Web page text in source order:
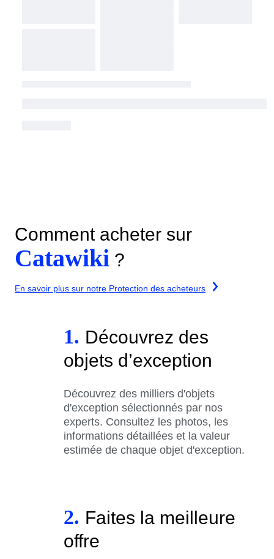
Comment acheter sur
Catawiki ?
En savoir plus sur notre Protection des acheteurs
1. Découvrez des
objets d’exception
Découvrez des milliers d'objets
d'exception sélectionnés par nos
experts. Consultez les photos, les
informations détaillées et la valeur
estimée de chaque objet d'exception.
2. Faites la meilleure
offre